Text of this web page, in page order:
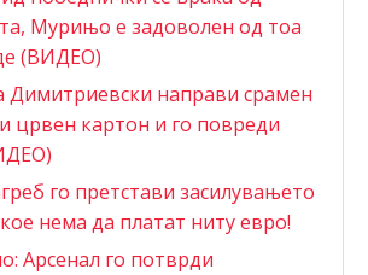
Мурињо е задоволен од тоа
(ВИДЕО)
Димитриевски направи срамен
црвен картон и го повреди
го претстави засилувањето
нема да платат ниту евро!
Арсенал го потврди